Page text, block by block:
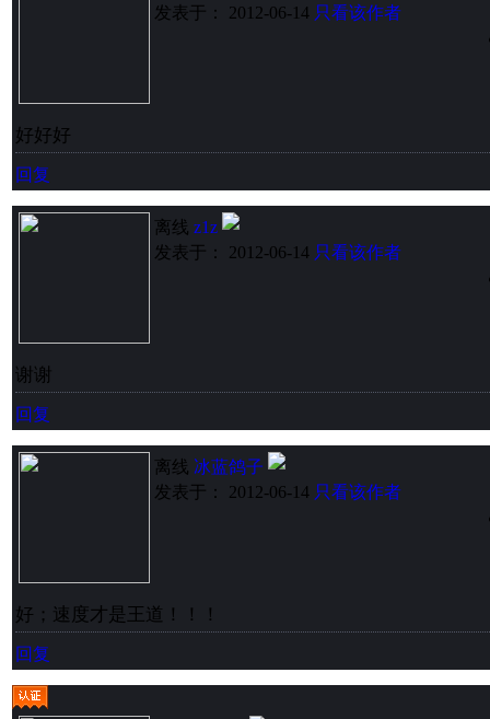
发表于： 2012-06-14 只看该作者
好好好
回复
离线 z1z
发表于： 2012-06-14 只看该作者
谢谢
回复
离线 冰蓝鸽子
发表于： 2012-06-14 只看该作者
好；速度才是王道！！！
回复